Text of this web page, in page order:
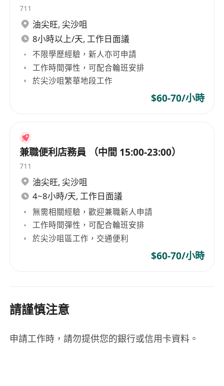
711
油尖旺, 尖沙咀
8小時以上/天, 工作日面議
不限學歷經驗，新人亦可申請
工作時間彈性，可配合輪班安排
於尖沙咀繁華地段工作
$60-70/小時
兼職便利店務員 （中間 15:00-23:00）
711
油尖旺, 尖沙咀
4~8小時/天, 工作日面議
無需相關經驗，歡迎兼職新人申請
工作時間彈性，可配合輪班安排
於尖沙咀區工作，交通便利
$60-70/小時
請謹慎注意
申請工作時，請勿提供您的銀行或信用卡資料。